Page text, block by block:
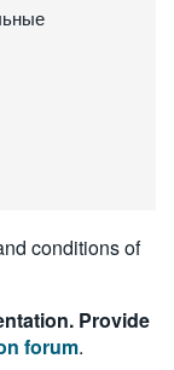
conditions of
Provide
forum.